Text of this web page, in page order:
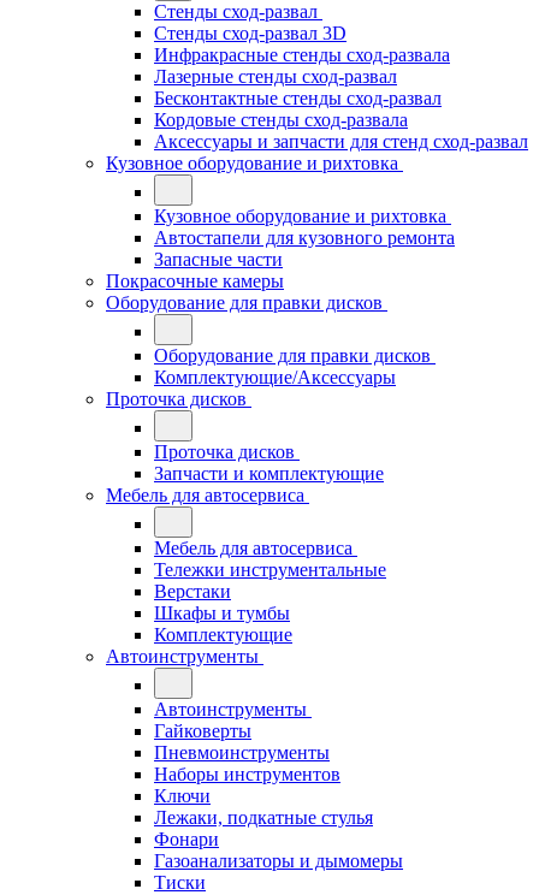
Стенды сход-развал
Стенды сход-развал 3D
Инфракрасные стенды сход-развала
Лазерные стенды сход-развал
Бесконтактные стенды сход-развал
Кордовые стенды сход-развала
Аксессуары и запчасти для стенд сход-развал
Кузовное оборудование и рихтовка
Кузовное оборудование и рихтовка
Автостапели для кузовного ремонта
Запасные части
Покрасочные камеры
Оборудование для правки дисков
Оборудование для правки дисков
Комплектующие/Аксессуары
Проточка дисков
Проточка дисков
Запчасти и комплектующие
Мебель для автосервиса
Мебель для автосервиса
Тележки инструментальные
Верстаки
Шкафы и тумбы
Комплектующие
Автоинструменты
Автоинструменты
Гайковерты
Пневмоинструменты
Наборы инструментов
Ключи
Лежаки, подкатные стулья
Фонари
Газоанализаторы и дымомеры
Тиски